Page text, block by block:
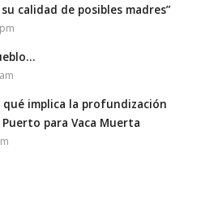
calidad de posibles madres”
qué implica la profundización
para Vaca Muerta